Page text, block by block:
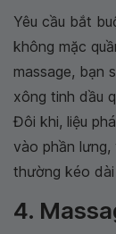
Yêu cầu bắt
không mặc
massage, bạn
xông tinh dầu
Đôi khi, liệu
vào phần lưng,
thường kéo
4.